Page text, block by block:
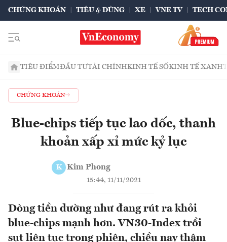
CHỨNG KHOÁN TIÊU & DÙNG XE VNE TV TECH
TIÊU ĐIỂMĐẦU TƯTÀI CHÍNHKINH TẾ SỐKINH TẾ XANH
CHỨNG KHOÁN
Blue-chips tiếp tục lao dốc, thanh
khoản xấp xỉ mức kỷ lục
K Kim Phong
15:44, 11/11/2021
Dòng tiền dường như đang rút ra khỏi
blue-chips mạnh hơn. VN30-Index trồi
sụt liên tục trong phiên, chiều nay thậm